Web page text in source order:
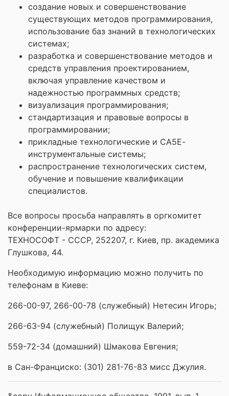
создание новых и совершенствование
существующих методов программирования,
использование баз знаний в технологических
системах;
разработка и совершенствование методов и
средств управления проектированием,
включая управление качеством и
надежностью программных средств;
визуализация программирования;
стандартизация и правовые вопросы в
программировании;
прикладные технологические и СА5Е-
инструментальные системы;
распространение технологических систем,
обучение и повышение квалификации
специалистов.
Все вопросы просьба направлять в оргкомитет
конференции-ярмарки по адресу:
ТЕХНОСОФТ - СССР, 252207, г. Киев, пр. академика
Глушкова, 44.
Необходимую информацию можно получить по
телефонам в Киеве:
266-00-97, 266-00-78 (служебный) Нетесин Игорь;
266-63-94 (служебный) Полищук Валерий;
559-72-34 (домашний) Шмакова Евгения;
в Сан-Франциско: (301) 281-76-83 мисс Джулия.